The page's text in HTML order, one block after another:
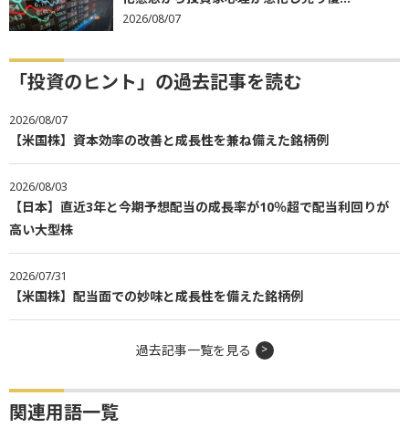
2026/08/07
「投資のヒント」の過去記事を読む
2026/08/07
【米国株】資本効率の改善と成長性を兼ね備えた銘柄例
2026/08/03
【日本】直近3年と今期予想配当の成長率が10％超で配当利回りが
高い大型株
2026/07/31
【米国株】配当面での妙味と成長性を備えた銘柄例
過去記事一覧を見る
関連用語一覧